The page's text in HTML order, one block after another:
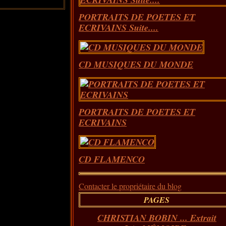
PORTRAITS DE POETES ET
ECRIVAINS Suite....
CD MUSIQUES DU MONDE
PORTRAITS DE POETES ET
ECRIVAINS
CD FLAMENCO
Contacter le propriétaire du blog
PAGES
CHRISTIAN BOBIN ... Extrait